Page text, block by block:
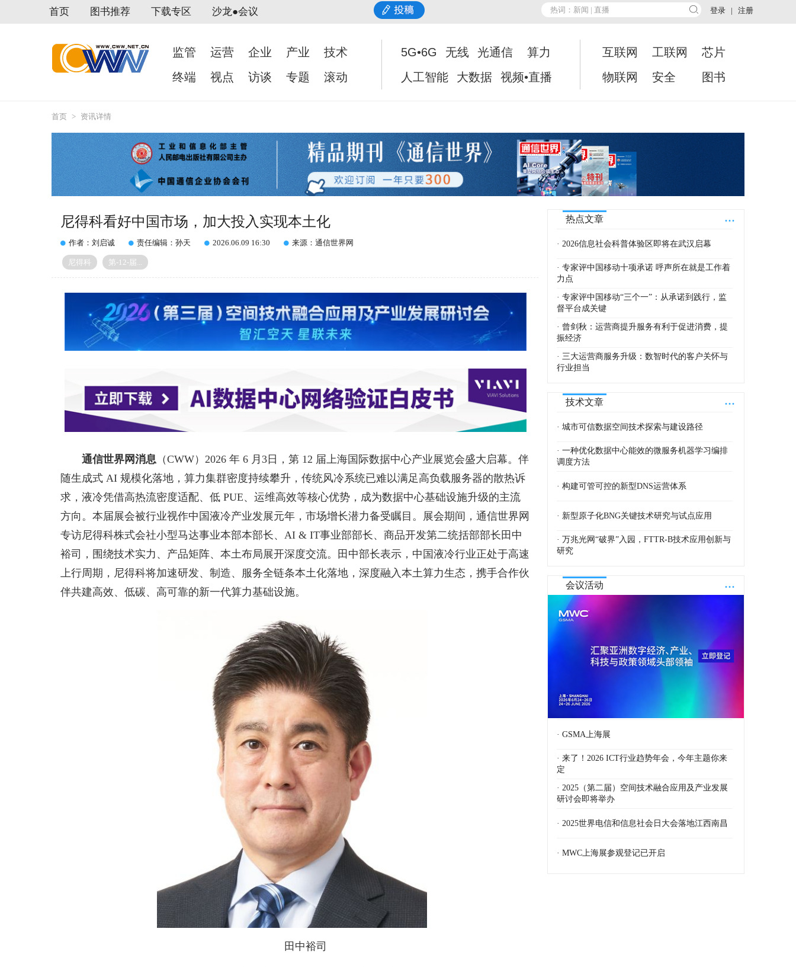
登录 | 注册
首页 图书推荐 下载专区 沙龙●会议
监管 运营 企业 产业
技术
终端
视点 访谈 专题 滚动
5G•6G 无线 光通信
算力
人工智能
大数据 视频•直播
互联网 工联网
芯片
物联网
安全 图书
首页 > 资讯详情
尼得科看好中国市场，加大投入实现本土化
作者：刘启诚 责任编辑：孙天 2026.06.09 16:30 来源：通信世界网
尼得科 第-12-届...
通信世界网消息 （CWW）2026 年 6 月3日，第 12 届上海国际数据中心产业展览会盛大启幕。伴
随生成式 AI 规模化落地，算力集群密度持续攀升，传统风冷系统已难以满足高负载服务器的散热诉
求，液冷凭借高热流密度适配、低 PUE、运维高效等核心优势，成为数据中心基础设施升级的主流
方向。本届展会被行业视作中国液冷产业发展元年，市场增长潜力备受瞩目。展会期间，通信世界网
专访尼得科株式会社小型马达事业本部本部长、AI & IT事业部部长、商品开发第二统括部部长田中
裕司，围绕技术实力、产品矩阵、本土布局展开深度交流。田中部长表示，中国液冷行业正处于高速
上行周期，尼得科将加速研发、制造、服务全链条本土化落地，深度融入本土算力生态，携手合作伙
伴共建高效、低碳、高可靠的新一代算力基础设施。
田中裕司
...
热点文章
· 2026信息社会科普体验区即将在武汉启幕
· 专家评中国移动十项承诺 呼声所在就是工作着
力点
· 专家评中国移动“三个一”：从承诺到践行，监
督平台成关键
· 曾剑秋：运营商提升服务有利于促进消费，提
振经济
· 三大运营商服务升级：数智时代的客户关怀与
行业担当
...
技术文章
· 城市可信数据空间技术探索与建设路径
· 一种优化数据中心能效的微服务机器学习编排
调度方法
· 构建可管可控的新型DNS运营体系
· 新型原子化BNG关键技术研究与试点应用
· 万兆光网“破界”入园，FTTR-B技术应用创新与
研究
...
会议活动
· GSMA上海展
· 来了！2026 ICT行业趋势年会，今年主题你来
定
· 2025（第二届）空间技术融合应用及产业发展
研讨会即将举办
· 2025世界电信和信息社会日大会落地江西南昌
· MWC上海展参观登记已开启